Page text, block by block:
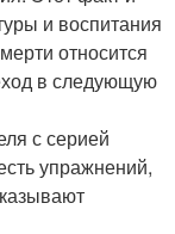
и воспитания
относится
в следующую
с серией
упражнений,